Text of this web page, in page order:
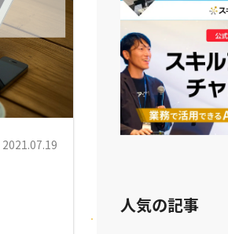
2021.07.19
人気の記事